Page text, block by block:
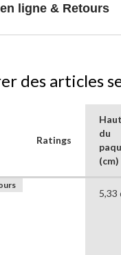
ligne & Retours
des articles
Ratings
du
(cm)
5,33